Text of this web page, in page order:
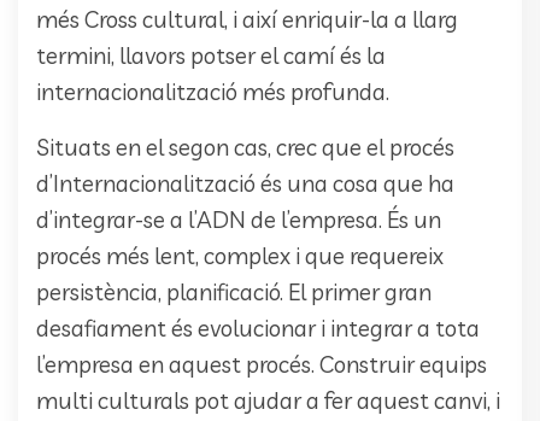
més Cross cultural, i així enriquir-la a llarg
termini, llavors potser el camí és la
internacionalització més profunda.
Situats en el segon cas, crec que el procés
d’Internacionalització és una cosa que ha
d’integrar-se a l’ADN de l’empresa. És un
procés més lent, complex i que requereix
persistència, planificació. El primer gran
desafiament és evolucionar i integrar a tota
l’empresa en aquest procés. Construir equips
multi culturals pot ajudar a fer aquest canvi, i